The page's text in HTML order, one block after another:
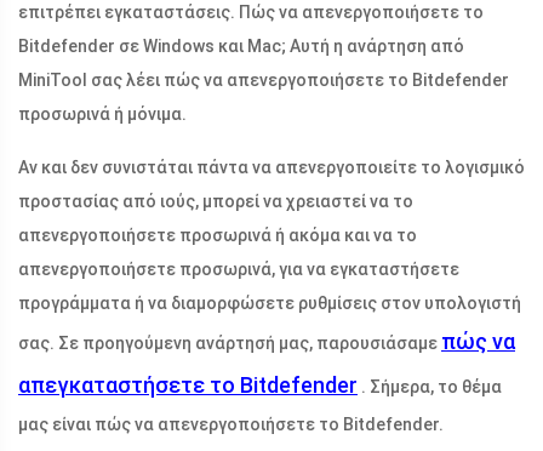
επιτρέπει εγκαταστάσεις. Πώς να απενεργοποιήσετε το
Bitdefender σε Windows και Mac; Αυτή η ανάρτηση από
MiniTool σας λέει πώς να απενεργοποιήσετε το Bitdefender
προσωρινά ή μόνιμα.
Αν και δεν συνιστάται πάντα να απενεργοποιείτε το λογισμικό
προστασίας από ιούς, μπορεί να χρειαστεί να το
απενεργοποιήσετε προσωρινά ή ακόμα και να το
απενεργοποιήσετε προσωρινά, για να εγκαταστήσετε
προγράμματα ή να διαμορφώσετε ρυθμίσεις στον υπολογιστή
σας. Σε προηγούμενη ανάρτησή μας, παρουσιάσαμε πώς να
απεγκαταστήσετε το Bitdefender . Σήμερα, το θέμα
μας είναι πώς να απενεργοποιήσετε το Bitdefender.